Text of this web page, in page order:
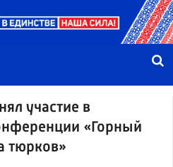
участие в
«Горный
тюрков»